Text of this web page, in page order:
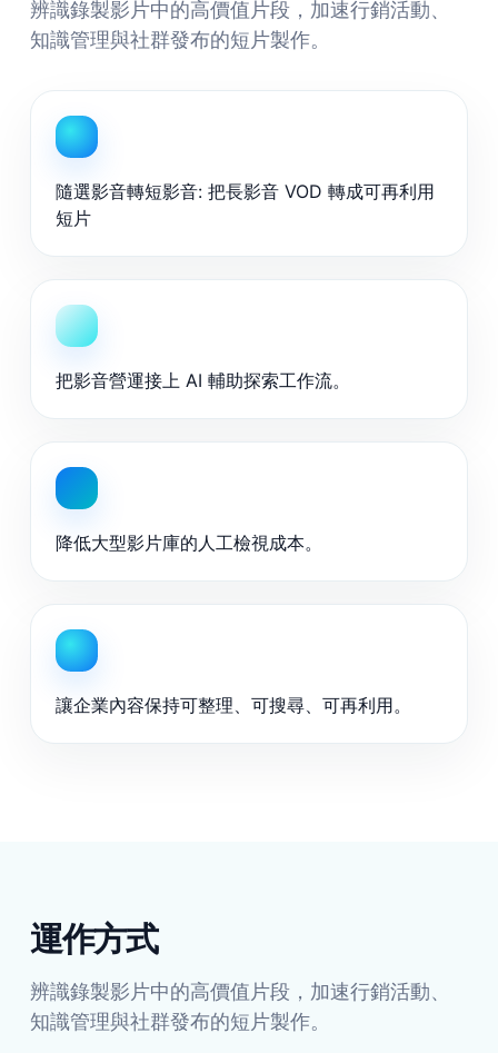
辨識錄製影片中的高價值片段，加速行銷活動、
知識管理與社群發布的短片製作。
隨選影音轉短影音: 把長影音 VOD 轉成可再利用
短片
把影音營運接上 AI 輔助探索工作流。
降低大型影片庫的人工檢視成本。
讓企業內容保持可整理、可搜尋、可再利用。
運作方式
辨識錄製影片中的高價值片段，加速行銷活動、
知識管理與社群發布的短片製作。